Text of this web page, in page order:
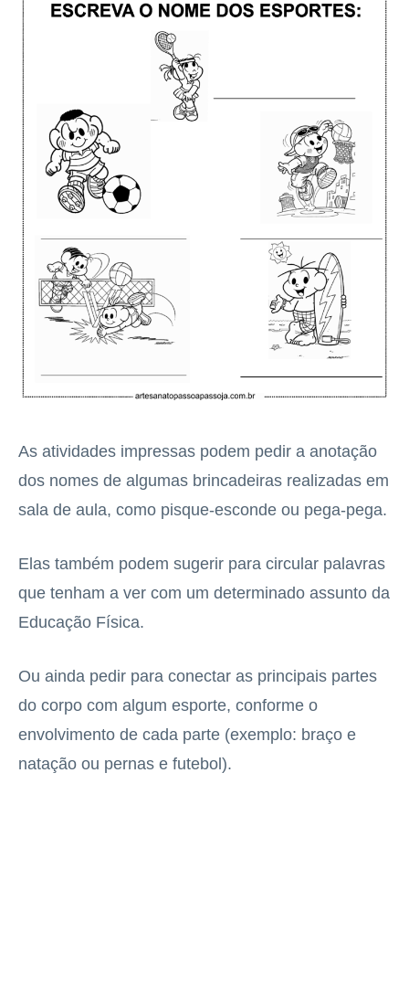
As atividades impressas podem pedir a anotação
dos nomes de algumas brincadeiras realizadas em
sala de aula, como pisque-esconde ou pega-pega.
Elas também podem sugerir para circular palavras
que tenham a ver com um determinado assunto da
Educação Física.
Ou ainda pedir para conectar as principais partes
do corpo com algum esporte, conforme o
envolvimento de cada parte (exemplo: braço e
natação ou pernas e futebol).